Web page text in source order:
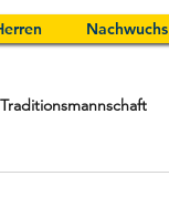
Nachwuchs
Traditionsmannschaft